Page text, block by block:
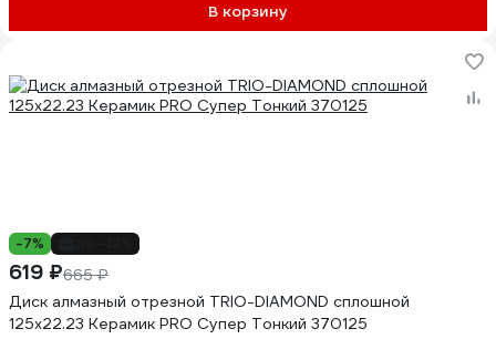
В корзину
-7%
619 ₽665 ₽
Диск алмазный отрезной TRIO-DIAMOND сплошной
125x22.23 Керамик PRO Супер Тонкий 370125